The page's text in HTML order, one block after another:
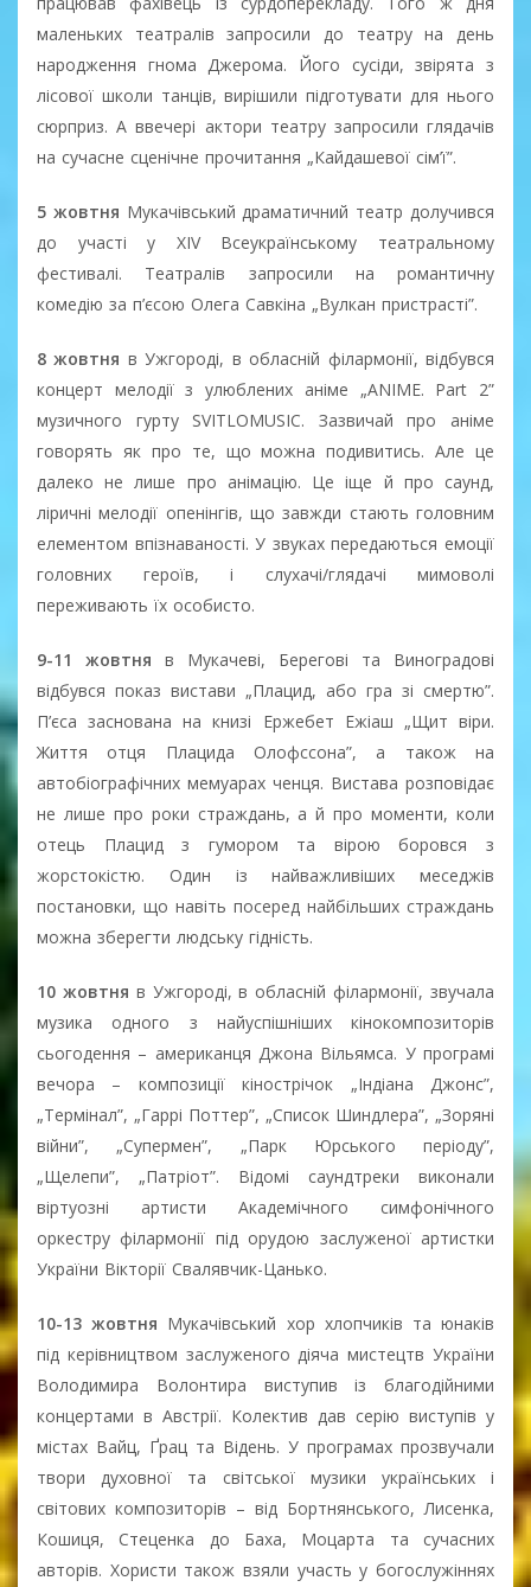
маленьких театралів запросили до театру на день
народження гнома Джерома. Його сусіди, звірята з
лісової школи танців, вирішили підготувати для нього
сюрприз. А ввечері актори театру запросили глядачів
на сучасне сценічне прочитання „Кайдашевої сім’ї”.
5 жовтня Мукачівський драматичний театр долучився
до участі у ХІV Всеукраїнському театральному
фестивалі. Театралів запросили на романтичну
комедію за п’єсою Олега Савкіна „Вулкан пристрасті”.
8 жовтня в Ужгороді, в обласній філармонії, відбувся
концерт мелодії з улюблених аніме „ANIME. Part 2”
музичного гурту SVITLOMUSIC. Зазвичай про аніме
говорять як про те, що можна подивитись. Але це
далеко не лише про анімацію. Це іще й про саунд,
ліричні мелодії опенінгів, що завжди стають головним
елементом впізнаваності. У звуках передаються емоції
головних героїв, і слухачі/глядачі мимоволі
переживають їх особисто.
9-11 жовтня в Мукачеві, Берегові та Виноградові
відбувся показ вистави „Плацид, або гра зі смертю”.
П’єса заснована на книзі Ержебет Ежіаш „Щит віри.
Життя отця Плацида Олофссона”, а також на
автобіографічних мемуарах ченця. Вистава розповідає
не лише про роки страждань, а й про моменти, коли
отець Плацид з гумором та вірою боровся з
жорстокістю. Один із найважливіших меседжів
постановки, що навіть посеред найбільших страждань
можна зберегти людську гідність.
10 жовтня в Ужгороді, в обласній філармонії, звучала
музика одного з найуспішніших кінокомпозиторів
сьогодення – американця Джона Вільямса. У програмі
вечора – композиції кінострічок „Індіана Джонс”,
„Термінал”, „Гаррі Поттер”, „Список Шиндлера”, „Зоряні
війни”, „Супермен”, „Парк Юрського періоду”,
„Щелепи”, „Патріот”. Відомі саундтреки виконали
віртуозні артисти Академічного симфонічного
оркестру філармонії під орудою заслуженої артистки
України Вікторії Свалявчик-Цанько.
10-13 жовтня Мукачівський хор хлопчиків та юнаків
під керівництвом заслуженого діяча мистецтв України
Володимира Волонтира виступив із благодійними
концертами в Австрії. Колектив дав серію виступів у
містах Вайц, Ґрац та Відень. У програмах прозвучали
твори духовної та світської музики українських і
світових композиторів – від Бортнянського, Лисенка,
Кошиця, Стеценка до Баха, Моцарта та сучасних
авторів. Хористи також взяли участь у богослужіннях